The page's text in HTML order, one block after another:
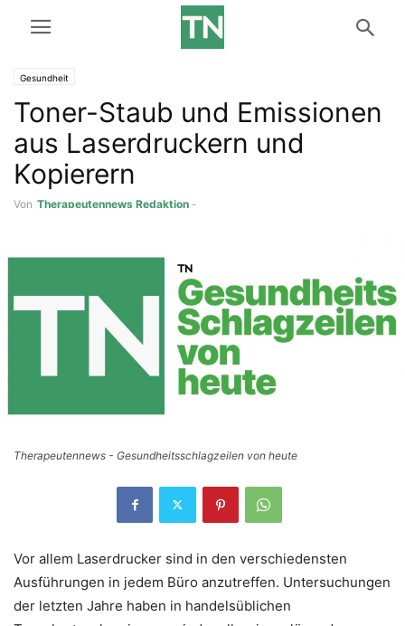
Gesundheit
Toner-Staub und Emissionen
aus Laserdruckern und
Kopierern
Von Therapeutennews Redaktion -
Therapeutennews - Gesundheitsschlagzeilen von heute
Vor allem Laserdrucker sind in den verschiedensten
Ausführungen in jedem Büro anzutreffen. Untersuchungen
der letzten Jahre haben in handelsüblichen